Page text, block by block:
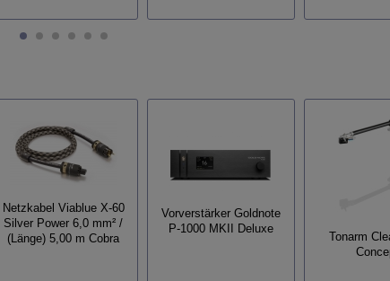
Netzkabel Viablue X-60
Silver Power 6,0 mm² /
(Länge) 5,00 m Cobra
Vorverstärker Goldnote
P-1000 MKII Deluxe
Tonarm